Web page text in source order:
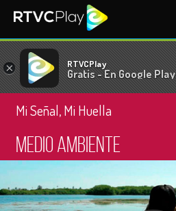
× RTVCPlay
Gratis - En Google Play
Mi Señal, Mi Huella
Medio ambiente